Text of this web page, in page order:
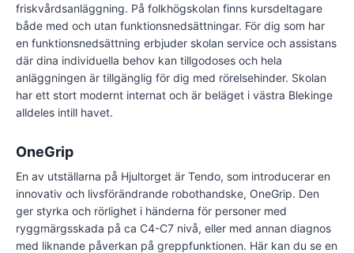
friskvårdsanläggning. På folkhögskolan finns kursdeltagare
både med och utan funktionsnedsättningar. För dig som har
en funktionsnedsättning erbjuder skolan service och assistans
där dina individuella behov kan tillgodoses och hela
anläggningen är tillgänglig för dig med rörelsehinder. Skolan
har ett stort modernt internat och är beläget i västra Blekinge
alldeles intill havet.
OneGrip
En av utställarna på Hjultorget är Tendo, som introducerar en
innovativ och livsförändrande robothandske, OneGrip. Den
ger styrka och rörlighet i händerna för personer med
ryggmärgsskada på ca C4-C7 nivå, eller med annan diagnos
med liknande påverkan på greppfunktionen. Här kan du se en